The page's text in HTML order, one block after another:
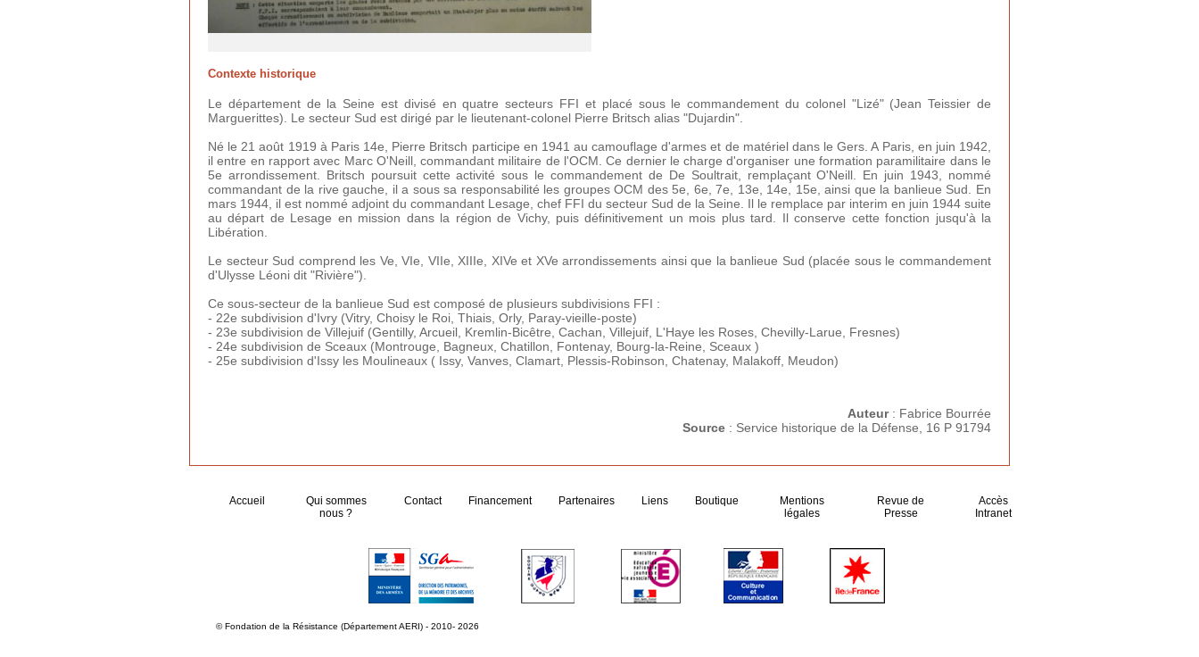
Contexte historique
Le département de la Seine est divisé en quatre secteurs FFI et placé sous le commandement du colonel "Lizé" (Jean Teissier de
Marguerittes). Le secteur Sud est dirigé par le lieutenant-colonel Pierre Britsch alias "Dujardin".
Né le 21 août 1919 à Paris 14e, Pierre Britsch participe en 1941 au camouflage d'armes et de matériel dans le Gers. A Paris, en juin 1942,
il entre en rapport avec Marc O'Neill, commandant militaire de l'OCM. Ce dernier le charge d'organiser une formation paramilitaire dans le
5e arrondissement. Britsch poursuit cette activité sous le commandement de De Soultrait, remplaçant O'Neill. En juin 1943, nommé
commandant de la rive gauche, il a sous sa responsabilité les groupes OCM des 5e, 6e, 7e, 13e, 14e, 15e, ainsi que la banlieue Sud. En
mars 1944, il est nommé adjoint du commandant Lesage, chef FFI du secteur Sud de la Seine. Il le remplace par interim en juin 1944 suite
au départ de Lesage en mission dans la région de Vichy, puis définitivement un mois plus tard. Il conserve cette fonction jusqu'à la
Libération.
Le secteur Sud comprend les Ve, VIe, VIIe, XIIIe, XIVe et XVe arrondissements ainsi que la banlieue Sud (placée sous le commandement
d'Ulysse Léoni dit "Rivière").
Ce sous-secteur de la banlieue Sud est composé de plusieurs subdivisions FFI :
- 22e subdivision d'Ivry (Vitry, Choisy le Roi, Thiais, Orly, Paray-vieille-poste)
- 23e subdivision de Villejuif (Gentilly, Arcueil, Kremlin-Bicêtre, Cachan, Villejuif, L'Haye les Roses, Chevilly-Larue, Fresnes)
- 24e subdivision de Sceaux (Montrouge, Bagneux, Chatillon, Fontenay, Bourg-la-Reine, Sceaux )
- 25e subdivision d'Issy les Moulineaux ( Issy, Vanves, Clamart, Plessis-Robinson, Chatenay, Malakoff, Meudon)
Auteur: Fabrice Bourrée
Source : Service historique de la Défense, 16 P 91794
Accueil
Qui sommes
nous ?
Contact Financement Partenaires Liens Boutique
Mentions
légales
Revue de
Presse
Accès
Intranet
© Fondation de la Résistance (Département AERI) - 2010- 2026